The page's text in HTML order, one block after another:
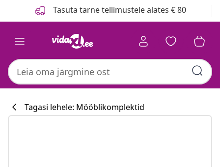
Tasuta tarne tellimustele alates € 80
Tagasi lehele: Mööblikomplektid